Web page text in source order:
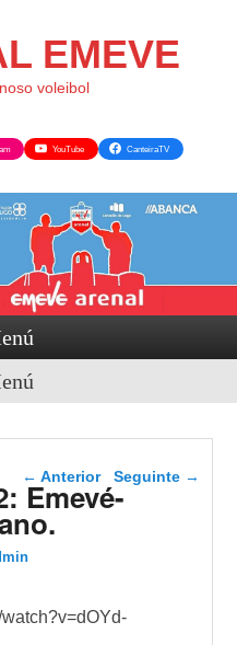
EMEVE
voleibol
YouTube CanteiraTV
Navegador de artigos
← Anterior Seguinte →
Emevé-